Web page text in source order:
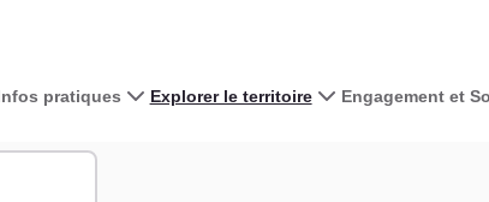
pratiques Explorer le territoire Engagement et